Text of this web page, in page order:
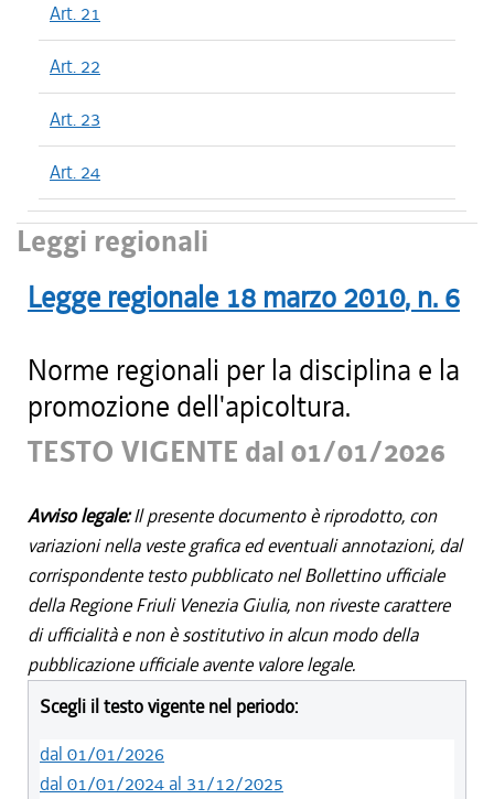
Art. 21
Art. 22
Art. 23
Art. 24
Leggi regionali
Legge regionale 18 marzo 2010, n. 6
Norme regionali per la disciplina e la
promozione dell'apicoltura.
TESTO VIGENTE dal 01/01/2026
Avviso legale:Il presente documento è riprodotto, con
variazioni nella veste grafica ed eventuali annotazioni, dal
corrispondente testo pubblicato nel Bollettino ufficiale
della Regione Friuli Venezia Giulia, non riveste carattere
di ufficialità e non è sostitutivo in alcun modo della
pubblicazione ufficiale avente valore legale.
Scegli il testo vigente nel periodo:
dal 01/01/2026
dal 01/01/2024 al 31/12/2025